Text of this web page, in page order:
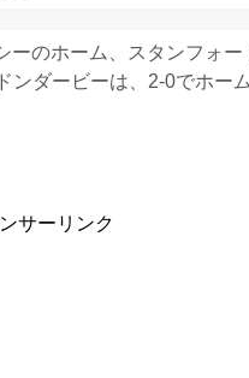
ーのホーム、スタンフォ
ンダービーは、2-0でホー
サーリンク